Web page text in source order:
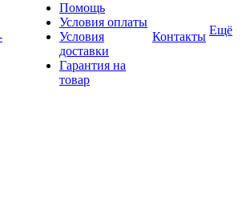
Помощь
Условия оплаты
Условия
доставки
Гарантия на
товар
Контакты Ещё